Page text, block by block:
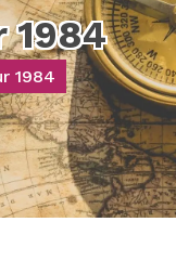
1984
1984